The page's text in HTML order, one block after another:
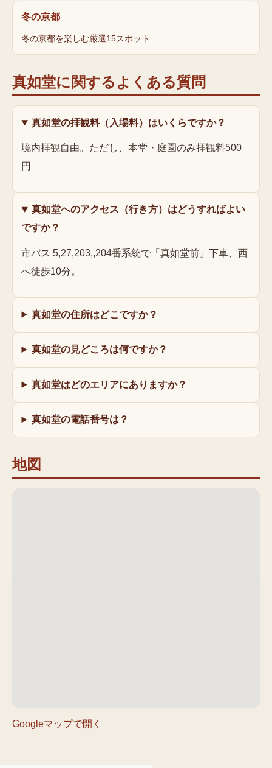
冬の京都
冬の京都を楽しむ厳選15スポット
真如堂に関するよくある質問
真如堂の拝観料（入場料）はいくらですか？
境内拝観自由。ただし、本堂・庭園のみ拝観料500
円
真如堂へのアクセス（行き方）はどうすればよい
ですか？
市バス 5,27,203,,204番系統で「真如堂前」下車、西
へ徒歩10分。
真如堂の住所はどこですか？
真如堂の見どころは何ですか？
真如堂はどのエリアにありますか？
真如堂の電話番号は？
地図
Googleマップで開く